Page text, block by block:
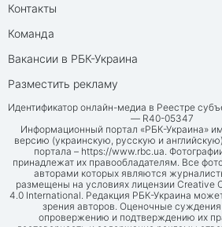
Контакты
Команда
Вакансии в РБК-Украина
Разместить рекламу
Идентификатор онлайн-медиа в Реестре
— R40-05347
Информационный портал «РБК-Украина»
версию (украинскую, русскую и
портала – https://www.rbc.ua .
принадлежат их правообладателям. Все
авторами которых являются
размещены на условиях лицензии Creative
4.0 International. Редакция РБК-Украина
зрения авторов. Оценочные
опровержению и подтверждению их